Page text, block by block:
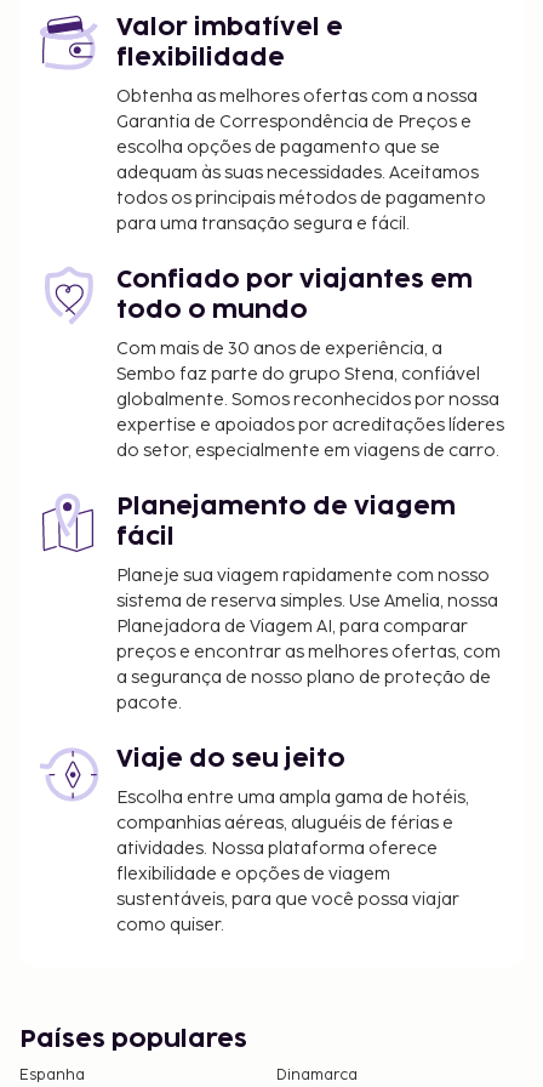
Valor imbatível e
flexibilidade
Obtenha as melhores ofertas com a nossa
Garantia de Correspondência de Preços e
escolha opções de pagamento que se
adequam às suas necessidades. Aceitamos
todos os principais métodos de pagamento
para uma transação segura e fácil.
Confiado por viajantes em
todo o mundo
Com mais de 30 anos de experiência, a
Sembo faz parte do grupo Stena, confiável
globalmente. Somos reconhecidos por nossa
expertise e apoiados por acreditações líderes
do setor, especialmente em viagens de carro.
Planejamento de viagem
fácil
Planeje sua viagem rapidamente com nosso
sistema de reserva simples. Use Amelia, nossa
Planejadora de Viagem AI, para comparar
preços e encontrar as melhores ofertas, com
a segurança de nosso plano de proteção de
pacote.
Viaje do seu jeito
Escolha entre uma ampla gama de hotéis,
companhias aéreas, aluguéis de férias e
atividades. Nossa plataforma oferece
flexibilidade e opções de viagem
sustentáveis, para que você possa viajar
como quiser.
Países populares
Espanha
Dinamarca